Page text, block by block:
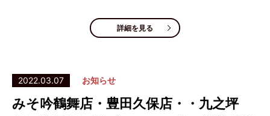
詳細を見る
2022.03.07 お知らせ
みそ吟鶴舞店・豊田久保店・・九之坪